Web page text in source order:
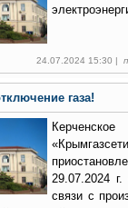
24.07.2024 15:30 |
газа!
29.07.2024
связи с